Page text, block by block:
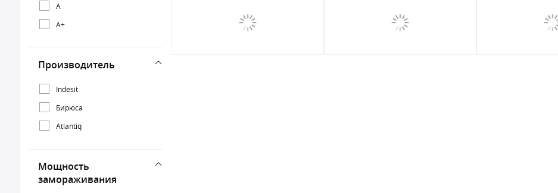
A
A+
Производитель
Indesit
Бирюса
Atlantiq
Мощность
замораживания